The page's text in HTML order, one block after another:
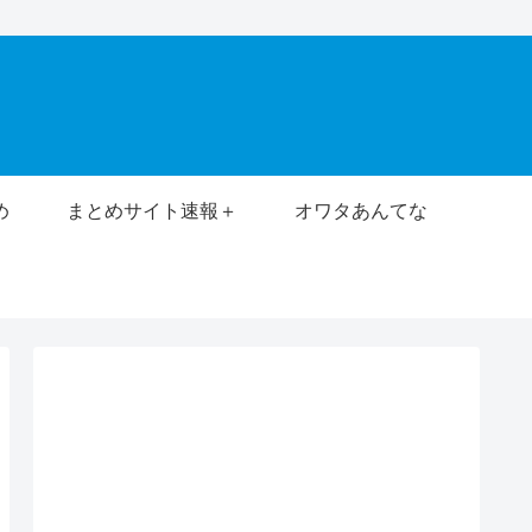
まとめサイト速報＋ オワタあんてな